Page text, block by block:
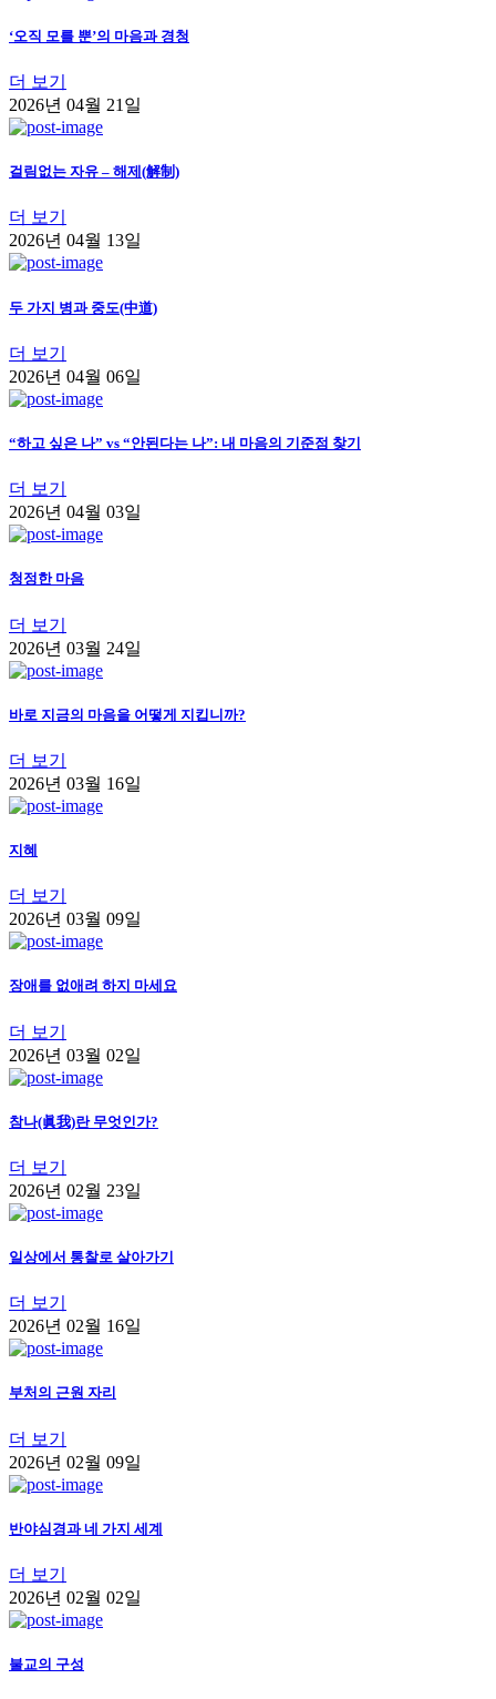
‘오직 모를 뿐’의 마음과 경청
더 보기
2026년 04월 21일
걸림없는 자유 – 해제(解制)
더 보기
2026년 04월 13일
두 가지 병과 중도(中道)
더 보기
2026년 04월 06일
“하고 싶은 나” vs “안된다는 나”: 내 마음의 기준점 찾기
더 보기
2026년 04월 03일
청정한 마음
더 보기
2026년 03월 24일
바로 지금의 마음을 어떻게 지킵니까?
더 보기
2026년 03월 16일
지혜
더 보기
2026년 03월 09일
장애를 없애려 하지 마세요
더 보기
2026년 03월 02일
참나(眞我)란 무엇인가?
더 보기
2026년 02월 23일
일상에서 통찰로 살아가기
더 보기
2026년 02월 16일
부처의 근원 자리
더 보기
2026년 02월 09일
반야심경과 네 가지 세계
더 보기
2026년 02월 02일
불교의 구성